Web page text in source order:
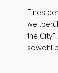
Eines
the
sowohl